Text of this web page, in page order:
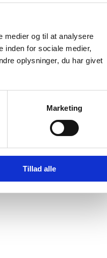
medier og til at analysere
inden for sociale medier,
oplysninger, du har givet
Marketing
Tillad alle